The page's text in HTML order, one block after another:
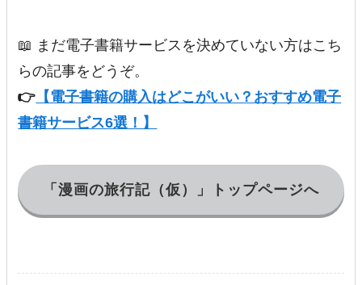
📖 まだ電子書籍サービスを決めていない方はこち
らの記事をどうぞ。
👉 【電子書籍の購入はどこがいい？おすすめ電子
書籍サービス6選！】
「漫画の旅行記（仮）」トップページへ